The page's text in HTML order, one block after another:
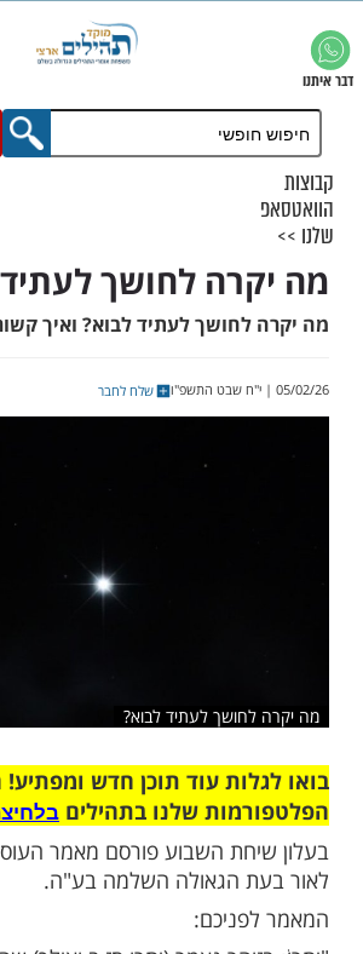
לחושך לעתיד
לעתיד לבוא? ואיך קשור לכל
לעתיד לבוא?